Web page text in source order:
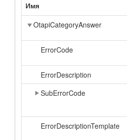
Имя
OtapiCategoryAnswer
ErrorCode
ErrorDescription
SubErrorCode
ErrorDescriptionTemplate